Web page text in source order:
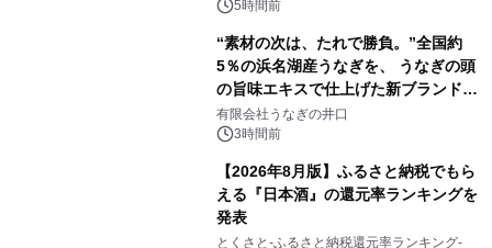
5時間前
“素材の次は、たれで勝負。”全国約
5％の浜名湖産うなぎを、 うなぎの頭
の旨味エキスで仕上げた新ブランド
「井口の誉」誕生
有限会社うなぎの井口
3時間前
【2026年8月版】ふるさと納税でもら
える『日本酒』の還元率ランキングを
発表
とくさと-ふるさと納税還元率ランキング-